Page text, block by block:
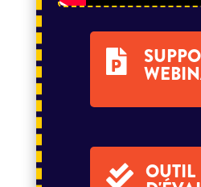

 OUTIL